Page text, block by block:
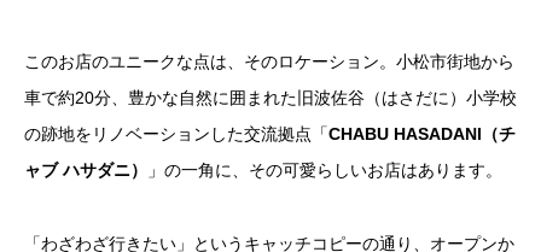
このお店のユニークな点は、そのロケーション。小松市街地から
車で約20分、豊かな自然に囲まれた旧波佐谷（はさだに）小学校
の跡地をリノベーションした交流拠点「CHABU HASADANI（チ
ャブ ハサダニ）
」の一角に、その可愛らしいお店はあります。
「わざわざ行きたい」というキャッチコピーの通り、オープンか